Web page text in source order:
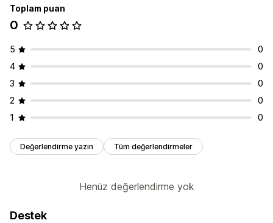
Toplam puan
0
5
0
4
0
3
0
2
0
1
0
Değerlendirme yazın Tüm değerlendirmeler
Henüz değerlendirme yok
Destek